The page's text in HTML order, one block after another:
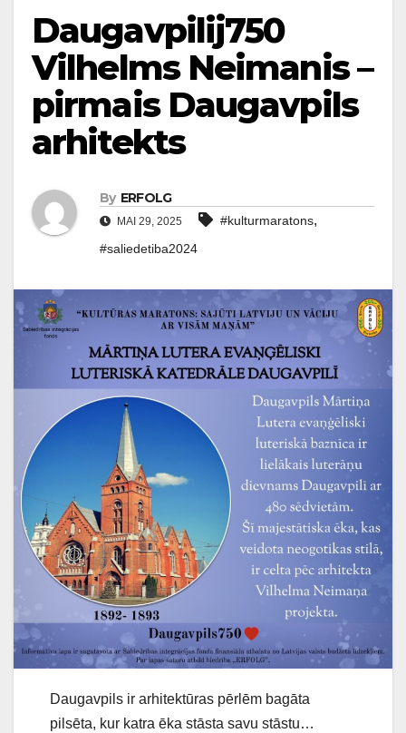
Daugavpilij750
Vilhelms Neimanis –
pirmais Daugavpils
arhitekts
By ERFOLG
MAI 29, 2025 #kulturmaratons,
#saliedetiba2024
Daugavpils ir arhitektūras pērlēm bagāta
pilsēta, kur katra ēka stāsta savu stāstu…